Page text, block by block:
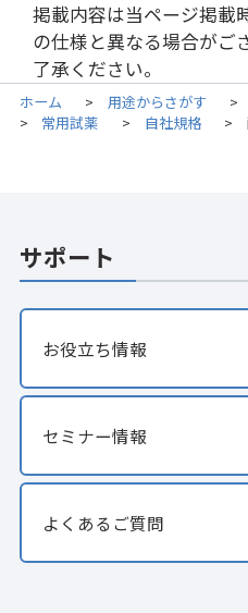
掲載内容は当ページ掲載
の仕様と異なる場合がご
了承ください。
ホーム > 用途からさがす >
> 常用試薬 > 自社規格 >
サポート
お役立ち情報
セミナー情報
よくあるご質問